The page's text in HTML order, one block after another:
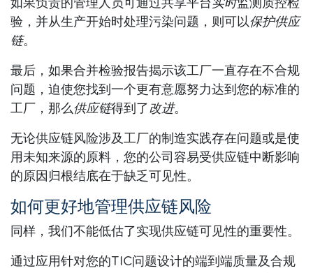
如果负责的管理人员可通过共享平台 实时监测质控检
验，并从生产开始时处理污染问题，则可以保护供应
链。
最后，如果合并检验报告揭示该工厂一直存在不合规
问题，迫使您找到一个更有意愿努力达到您的标准的
工厂，那么供应链得到了 改进。
无论供应链风险涉及工厂的制造实践存在问题或是使
用未知来源的原料，您的公司容易受供应链中断影响
的原因归根结底在于缺乏可见性。
如何更好地管理供应链风险
同样，我们不能低估了实现供应链可见性的重要性。
通过应用针对您的TIC问题设计的端到端质量及合规